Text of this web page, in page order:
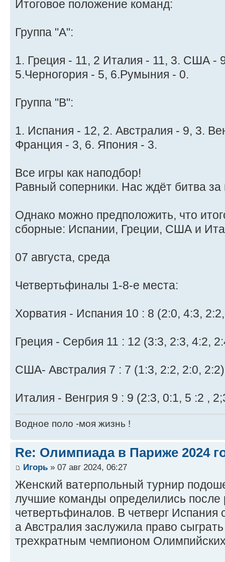
Итоговое положение команд:
Группа "A":
1. Греция - 11, 2 Италия - 11, 3. США -
5.Черногория - 5, 6.Румыния - 0.
Группа "B":
1. Испания - 12, 2. Австралия - 9, 3.
Франция - 3, 6. Япония - 3.
Все игры как наподбор!
Равный соперники. Нас ждёт битва
Однако можно предположить, что
сборные: Испании, Греции, США и
07 августа, среда
Четвертьфиналы 1-8-е места:
Хорватия - Испания 10 : 8 (2:0, 4:3,
Греция - Сербия 11 : 12 (3:3, 2:3, 4:2,
США- Австралия 7 : 7 (1:3, 2:2, 2:0,
Италия - Венгрия 9 : 9 (2:3, 0:1, 5 :2 ,
Водное поло -моя жизнь !
Re: Олимпиада в Париже 2024
Игорь » 07 авг 2024, 06:27
Женский ватерпольный турнир
лучшие команды определились после
четвертьфиналов. В четверг
а Австралия заслужила право
трехкратным чемпионом